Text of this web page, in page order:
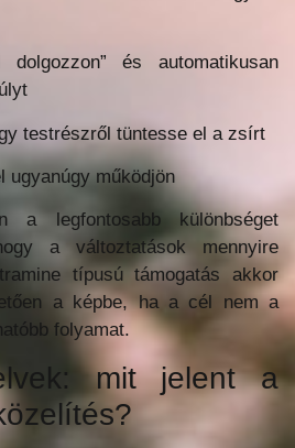
dolgozzon” és automatikusan
testrészről tüntesse el a zsírt
ugyanúgy működjön
a legfontosabb különbséget
a változtatások mennyire
típusú támogatás akkor
a képbe, ha a cél nem a
folyamat.
mit jelent a